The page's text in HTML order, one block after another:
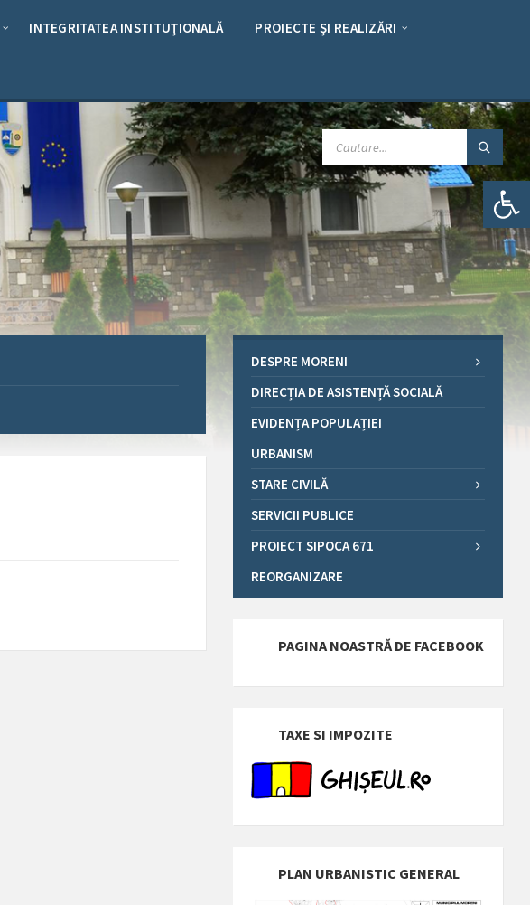
Deschide bara de unelte
INTEGRITATEA INSTITUȚIONALĂ PROIECTE ȘI REALIZĂRI
CAUTARE:
DESPRE MORENI
DIRECȚIA DE ASISTENȚĂ SOCIALĂ
EVIDENȚA POPULAȚIEI
URBANISM
STARE CIVILĂ
SERVICII PUBLICE
PROIECT SIPOCA 671
REORGANIZARE
PAGINA NOASTRĂ DE FACEBOOK
TAXE SI IMPOZITE
PLAN URBANISTIC GENERAL